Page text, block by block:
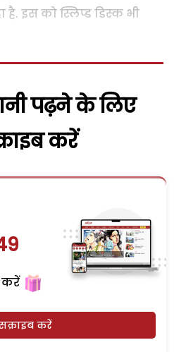
है. इस को स्लिप्ड डिस्क भी
पढ़ने के लिए
करें
करें
करें